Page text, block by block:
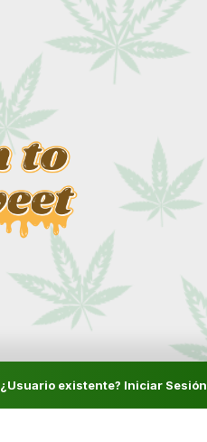
¿Usuario existente? Iniciar Sesión